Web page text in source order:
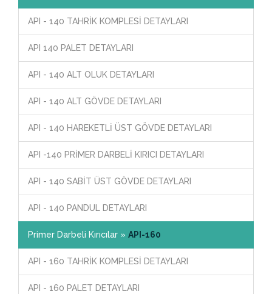
API - 140 TAHRİK KOMPLESİ DETAYLARI
API 140 PALET DETAYLARI
API - 140 ALT OLUK DETAYLARI
API - 140 ALT GÖVDE DETAYLARI
API - 140 HAREKETLİ ÜST GÖVDE DETAYLARI
API -140 PRİMER DARBELİ KIRICI DETAYLARI
API - 140 SABİT ÜST GÖVDE DETAYLARI
API - 140 PANDUL DETAYLARI
Primer Darbeli Kırıcılar » API-160
API - 160 TAHRİK KOMPLESİ DETAYLARI
API - 160 PALET DETAYLARI